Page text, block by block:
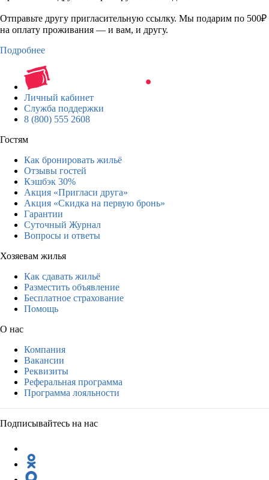
Отправьте другу пригласительную ссылку. Мы подарим по 500₽
на оплату проживания — и вам, и другу.
Подробнее
Личный кабинет
Служба поддержки
8 (800) 555 2608
Гостям
Как бронировать жильё
Отзывы гостей
Кэшбэк 30%
Акция «Пригласи друга»
Акция «Скидка на первую бронь»
Гарантии
Суточный Журнал
Вопросы и ответы
Хозяевам жилья
Как сдавать жильё
Разместить объявление
Бесплатное страхование
Помощь
О нас
Компания
Вакансии
Реквизиты
Реферальная программа
Программа лояльности
Подписывайтесь на нас